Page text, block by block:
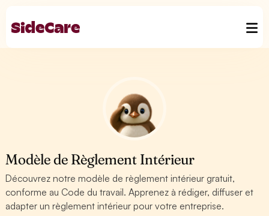
Modèle de Règlement Intérieur
Découvrez notre modèle de règlement intérieur gratuit,
conforme au Code du travail. Apprenez à rédiger, diffuser et
adapter un règlement intérieur pour votre entreprise.